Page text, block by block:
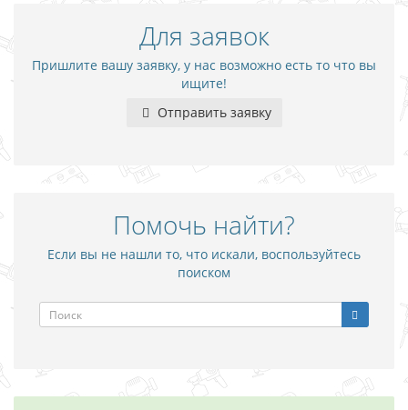
Для заявок
Пришлите вашу заявку, у нас возможно есть то что вы
ищите!
Отправить заявку
Помочь найти?
Если вы не нашли то, что искали, воспользуйтесь
поиском